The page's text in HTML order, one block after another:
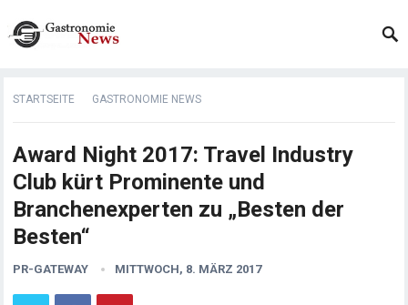
STARTSEITE GASTRONOMIE NEWS
Award Night 2017: Travel Industry
Club kürt Prominente und
Branchenexperten zu „Besten der
Besten“
PR-GATEWAY MITTWOCH, 8. MÄRZ 2017